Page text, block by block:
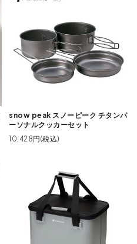
snow peak スノーピーク チタンパ
ーソナルクッカーセット
10,428円(税込)